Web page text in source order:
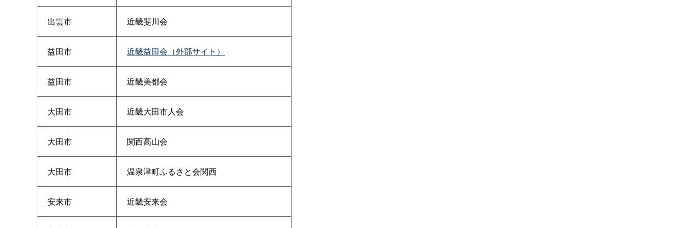
出雲市 近畿斐川会
益田市 近畿益田会（外部サイト）
益田市 近畿美都会
大田市 近畿大田市人会
大田市 関西高山会
大田市 温泉津町ふるさと会関西
安来市 近畿安来会